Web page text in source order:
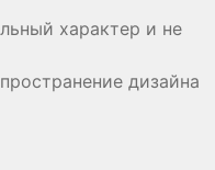
характер и не
дизайна